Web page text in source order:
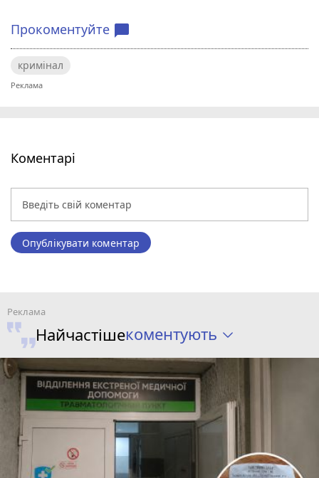
Прокоментуйте chat_bubble
кримінал
Коментарі
Опублікувати коментар
Найчастішекоментують